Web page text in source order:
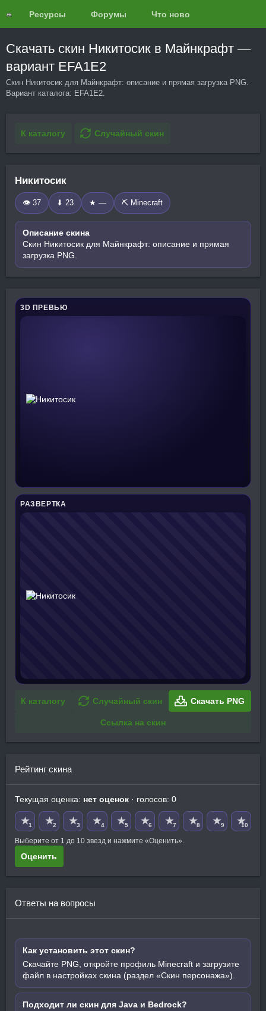
Ресурсы Форумы Что нового?
Скачать скин Никитосик в Майнкрафт —
вариант EFA1E2
Скин Никитосик для Майнкрафт: описание и прямая загрузка PNG.
Вариант каталога: EFA1E2.
К каталогу Случайный скин
Никитосик
👁 37 ⬇ 23 ★ — ⛏️ Minecraft
Описание скина
Скин Никитосик для Майнкрафт: описание и прямая
загрузка PNG.
3D ПРЕВЬЮ
РАЗВЕРТКА
К каталогу Случайный скин Скачать PNG
Ссылка на скин
Рейтинг скина
Текущая оценка: нет оценок · голосов: 0
★1 ★2 ★3 ★4 ★5 ★6 ★7 ★8 ★9 ★10
Выберите от 1 до 10 звезд и нажмите «Оценить».
Оценить
Ответы на вопросы
Как установить этот скин?
Скачайте PNG, откройте профиль Minecraft и загрузите
файл в настройках скина (раздел «Скин персонажа»).
Подходит ли скин для Java и Bedrock?